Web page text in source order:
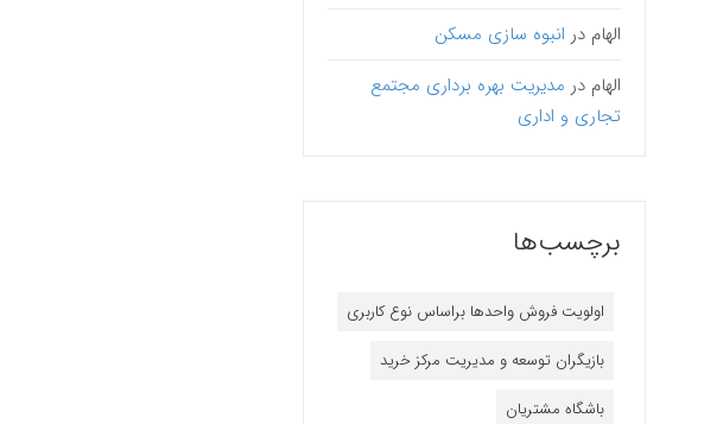
الهام در انبوه سازی مسکن
الهام در مدیریت بهره برداری مجتمع
تجاری و اداری
برچسب‌ها
اولویت فروش واحدها براساس نوع کاربری
بازیگران توسعه و مدیریت مرکز خرید
باشگاه مشتریان